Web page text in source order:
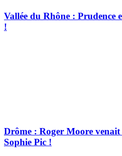
Vallée du Rhône : Prudence
!
Drôme : Roger Moore venait
Sophie Pic !